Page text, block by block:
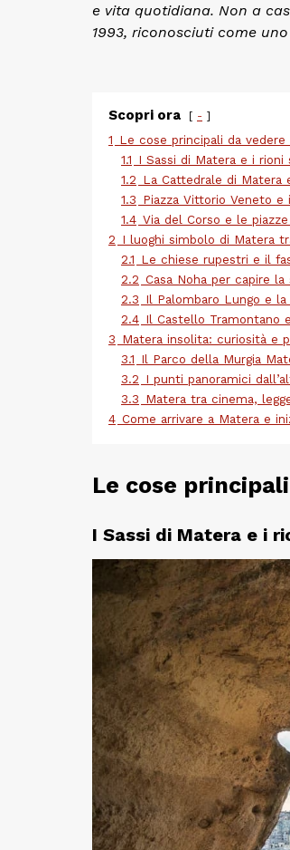
e vita quotidiana. Non a
1993, riconosciuti come
Scopri ora -
1 Le cose principali da
1.1 I Sassi di Matera e i rioni
1.2 La Cattedrale di Matera
1.3 Piazza Vittorio Veneto
1.4 Via del Corso e le
2 I luoghi simbolo di Matera
2.1 Le chiese rupestri e il
2.2 Casa Noha per capire
2.3 Il Palombaro Lungo e
2.4 Il Castello Tramontano
3 Matera insolita: curiosità e
3.1 Il Parco della Murgia
3.2 I punti panoramici
3.3 Matera tra cinema,
4 Come arrivare a Matera e
Le cose
I Sassi di Matera e i